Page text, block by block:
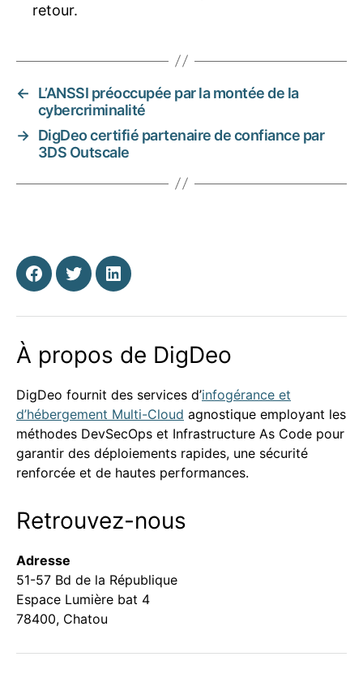
retour.
←
L’ANSSI préoccupée par la montée de la
cybercriminalité
→ DigDeo certifié partenaire de confiance par
3DS Outscale
Facebook
TwitterLinkedin
À propos de DigDeo
DigDeo fournit des services d’infogérance et
d’hébergement Multi-Cloud agnostique employant les
méthodes DevSecOps et Infrastructure As Code pour
garantir des déploiements rapides, une sécurité
renforcée et de hautes performances.
Retrouvez-nous
Adresse
51-57 Bd de la République
Espace Lumière bat 4
78400, Chatou